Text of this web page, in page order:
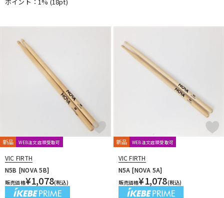
新品 WEB注文店頭受取可
VIC FIRTH
N5B [NOVA 5B]
販売価格¥1,078(税込)
新品 WEB注文店頭受取可
VIC FIRTH
N5A [NOVA 5A]
販売価格¥1,078(税込)